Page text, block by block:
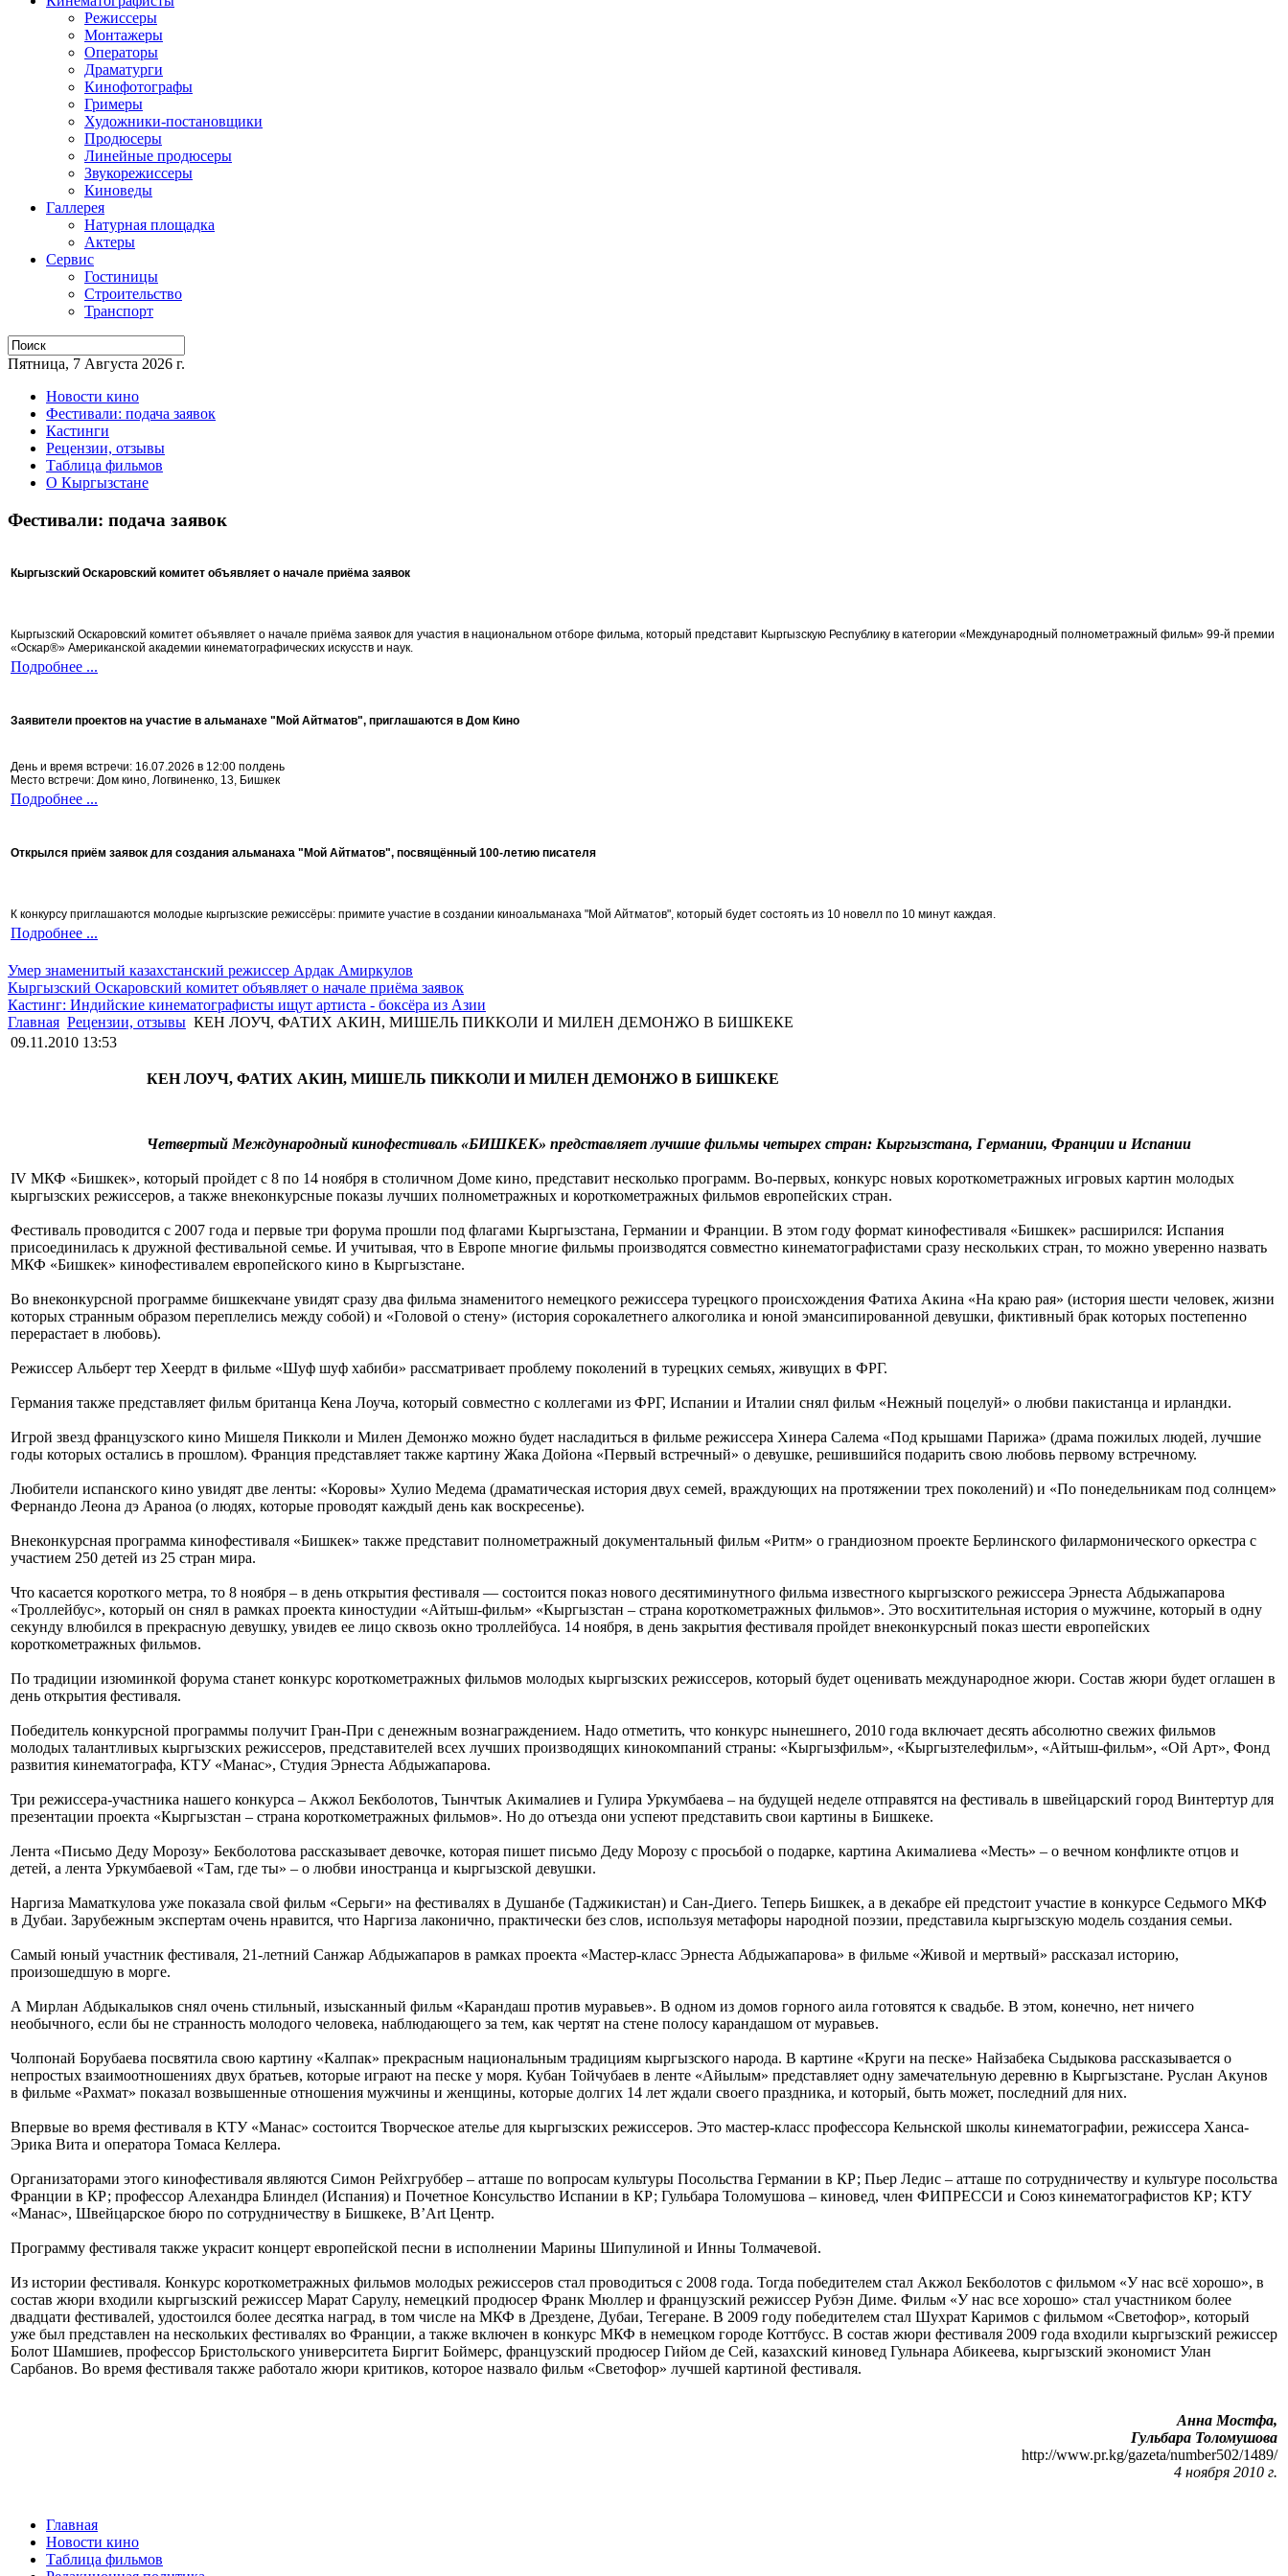
Режиссеры
Монтажеры
Операторы
Драматурги
Кинофотографы
Гримеры
Художники-постановщики
Продюсеры
Линейные продюсеры
Звукорежиссеры
Киноведы
Галлерея
Натурная площадка
Актеры
Сервис
Гостиницы
Строительство
Транспорт
Пятница, 7 Августа 2026 г.
Новости кино
Фестивали: подача заявок
Кастинги
Рецензии, отзывы
Таблица фильмов
О Кыргызстане
Фестивали: подача заявок
Кыргызский Оскаровский комитет объявляет о начале приёма заявок
Кыргызский Оскаровский комитет объявляет о начале приёма заявок для участия в национальном отборе фильма, который представит Кыргызскую Республику в категории «Международный полнометражный фильм» 99-й премии
«Оскар®» Американской академии кинематографических искусств и наук.
Подробнее ...
Заявители проектов на участие в альманахе "Мой Айтматов", приглашаются в Дом Кино
День и время встречи: 16.07.2026 в 12:00 полдень
Место встречи: Дом кино, Логвиненко, 13, Бишкек
Подробнее ...
Открылся приём заявок для создания альманаха "Мой Айтматов", посвящённый 100-летию писателя
К конкурсу приглашаются молодые кыргызские режиссёры: примите участие в создании киноальманаха "Мой Айтматов", который будет состоять из 10 новелл по 10 минут каждая.
Подробнее ...
Умер знаменитый казахстанский режиссер Ардак Амиркулов
Кыргызский Оскаровский комитет объявляет о начале приёма заявок
Кастинг: Индийские кинематографисты ищут артиста - боксёра из Азии
Главная Рецензии, отзывы КЕН ЛОУЧ, ФАТИХ АКИН, МИШЕЛЬ ПИККОЛИ И МИЛЕН ДЕМОНЖО В БИШКЕКЕ
09.11.2010 13:53
КЕН ЛОУЧ, ФАТИХ АКИН, МИШЕЛЬ ПИККОЛИ И МИЛЕН ДЕМОНЖО В БИШКЕКЕ
Четвертый Международный кинофестиваль «БИШКЕК» представляет лучшие фильмы четырех стран: Кыргызстана, Германии, Франции и Испании
IV МКФ «Бишкек», который пройдет с 8 по 14 ноября в столичном Доме кино, представит несколько программ. Во-первых, конкурс новых короткометражных игровых картин молодых
кыргызских режиссеров, а также внеконкурсные показы лучших полнометражных и короткометражных фильмов европейских стран.
Фестиваль проводится с 2007 года и первые три форума прошли под флагами Кыргызстана, Германии и Франции. В этом году формат кинофестиваля «Бишкек» расширился: Испания
присоединилась к дружной фестивальной семье. И учитывая, что в Европе многие фильмы производятся совместно кинематографистами сразу нескольких стран, то можно уверенно назвать
МКФ «Бишкек» кинофестивалем европейского кино в Кыргызстане.
Во внеконкурсной программе бишкекчане увидят сразу два фильма знаменитого немецкого режиссера турецкого происхождения Фатиха Акина «На краю рая» (история шести человек, жизни
которых странным образом переплелись между собой) и «Головой о стену» (история сорокалетнего алкоголика и юной эмансипированной девушки, фиктивный брак которых постепенно
перерастает в любовь).
Режиссер Альберт тер Хеердт в фильме «Шуф шуф хабиби» рассматривает проблему поколений в турецких семьях, живущих в ФРГ.
Германия также представляет фильм британца Кена Лоуча, который совместно с коллегами из ФРГ, Испании и Италии снял фильм «Нежный поцелуй» о любви пакистанца и ирландки.
Игрой звезд французского кино Мишеля Пикколи и Милен Демонжо можно будет насладиться в фильме режиссера Хинера Салема «Под крышами Парижа» (драма пожилых людей, лучшие
годы которых остались в прошлом). Франция представляет также картину Жака Дойона «Первый встречный» о девушке, решившийся подарить свою любовь первому встречному.
Любители испанского кино увидят две ленты: «Коровы» Хулио Медема (драматическая история двух семей, враждующих на протяжении трех поколений) и «По понедельникам под солнцем»
Фернандо Леона дэ Араноа (о людях, которые проводят каждый день как воскресенье).
Внеконкурсная программа кинофестиваля «Бишкек» также представит полнометражный документальный фильм «Ритм» о грандиозном проекте Берлинского филармонического оркестра с
участием 250 детей из 25 стран мира.
Что касается короткого метра, то 8 ноября – в день открытия фестиваля — состоится показ нового десятиминутного фильма известного кыргызского режиссера Эрнеста Абдыжапарова
«Троллейбус», который он снял в рамках проекта киностудии «Айтыш-фильм» «Кыргызстан – страна короткометражных фильмов». Это восхитительная история о мужчине, который в одну
секунду влюбился в прекрасную девушку, увидев ее лицо сквозь окно троллейбуса. 14 ноября, в день закрытия фестиваля пройдет внеконкурсный показ шести европейских
короткометражных фильмов.
По традиции изюминкой форума станет конкурс короткометражных фильмов молодых кыргызских режиссеров, который будет оценивать международное жюри. Состав жюри будет оглашен в
день открытия фестиваля.
Победитель конкурсной программы получит Гран-При с денежным вознаграждением. Надо отметить, что конкурс нынешнего, 2010 года включает десять абсолютно свежих фильмов
молодых талантливых кыргызских режиссеров, представителей всех лучших производящих кинокомпаний страны: «Кыргызфильм», «Кыргызтелефильм», «Айтыш-фильм», «Ой Арт», Фонд
развития кинематографа, КТУ «Манас», Студия Эрнеста Абдыжапарова.
Три режиссера-участника нашего конкурса – Акжол Бекболотов, Тынчтык Акималиев и Гулира Уркумбаева – на будущей неделе отправятся на фестиваль в швейцарский город Винтертур для
презентации проекта «Кыргызстан – страна короткометражных фильмов». Но до отъезда они успеют представить свои картины в Бишкеке.
Лента «Письмо Деду Морозу» Бекболотова рассказывает девочке, которая пишет письмо Деду Морозу с просьбой о подарке, картина Акималиева «Месть» – о вечном конфликте отцов и
детей, а лента Уркумбаевой «Там, где ты» – о любви иностранца и кыргызской девушки.
Наргиза Маматкулова уже показала свой фильм «Серьги» на фестивалях в Душанбе (Таджикистан) и Сан-Диего. Теперь Бишкек, а в декабре ей предстоит участие в конкурсе Седьмого МКФ
в Дубаи. Зарубежным экспертам очень нравится, что Наргиза лаконично, практически без слов, используя метафоры народной поэзии, представила кыргызскую модель создания семьи.
Самый юный участник фестиваля, 21-летний Санжар Абдыжапаров в рамках проекта «Мастер-класс Эрнеста Абдыжапарова» в фильме «Живой и мертвый» рассказал историю,
произошедшую в морге.
А Мирлан Абдыкалыков снял очень стильный, изысканный фильм «Карандаш против муравьев». В одном из домов горного аила готовятся к свадьбе. В этом, конечно, нет ничего
необычного, если бы не странность молодого человека, наблюдающего за тем, как чертят на стене полосу карандашом от муравьев.
Чолпонай Борубаева посвятила свою картину «Калпак» прекрасным национальным традициям кыргызского народа. В картине «Круги на песке» Найзабека Сыдыкова рассказывается о
непростых взаимоотношениях двух братьев, которые играют на песке у моря. Кубан Тойчубаев в ленте «Айылым» представляет одну замечательную деревню в Кыргызстане. Руслан Акунов
в фильме «Рахмат» показал возвышенные отношения мужчины и женщины, которые долгих 14 лет ждали своего праздника, и который, быть может, последний для них.
Впервые во время фестиваля в КТУ «Манас» состоится Творческое ателье для кыргызских режиссеров. Это мастер-класс профессора Кельнской школы кинематографии, режиссера Ханса-
Эрика Вита и оператора Томаса Келлера.
Организаторами этого кинофестиваля являются Симон Рейхгруббер – атташе по вопросам культуры Посольства Германии в КР; Пьер Ледис – атташе по сотрудничеству и культуре посольства
Франции в КР; профессор Алехандра Блиндел (Испания) и Почетное Консульство Испании в КР; Гульбара Толомушова – киновед, член ФИПРЕССИ и Союз кинематографистов КР; КТУ
«Манас», Швейцарское бюро по сотрудничеству в Бишкеке, В’Art Центр.
Программу фестиваля также украсит концерт европейской песни в исполнении Марины Шипулиной и Инны Толмачевой.
Из истории фестиваля. Конкурс короткометражных фильмов молодых режиссеров стал проводиться с 2008 года. Тогда победителем стал Акжол Бекболотов с фильмом «У нас всё хорошо», в
состав жюри входили кыргызский режиссер Марат Сарулу, немецкий продюсер Франк Мюллер и французский режиссер Рубэн Диме. Фильм «У нас все хорошо» стал участником более
двадцати фестивалей, удостоился более десятка наград, в том числе на МКФ в Дрездене, Дубаи, Тегеране. В 2009 году победителем стал Шухрат Каримов с фильмом «Светофор», который
уже был представлен на нескольких фестивалях во Франции, а также включен в конкурс МКФ в немецком городе Коттбусс. В состав жюри фестиваля 2009 года входили кыргызский режиссер
Болот Шамшиев, профессор Бристольского университета Биргит Боймерс, французский продюсер Гийом де Сей, казахский киновед Гульнара Абикеева, кыргызский экономист Улан
Сарбанов. Во время фестиваля также работало жюри критиков, которое назвало фильм «Светофор» лучшей картиной фестиваля.
Анна Мостфа,
Гульбара Толомушова
http://www.pr.kg/gazeta/number502/1489/
4 ноября 2010 г.
Главная
Новости кино
Таблица фильмов